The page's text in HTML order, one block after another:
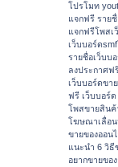
โปรโมท
แจกฟรี รายชื่
แจกฟรีโพสเ
เว็บบอร์ด
รายชื่อเว็บบ
ลงประกาศฟ
เว็บบอร์ดขา
ฟรี เว็บบอร์ด
โพสขายสินค้
โฆษณาเลื่อน
ขายของออน
แนะนำ 6 วิธี
อยากขายขอ